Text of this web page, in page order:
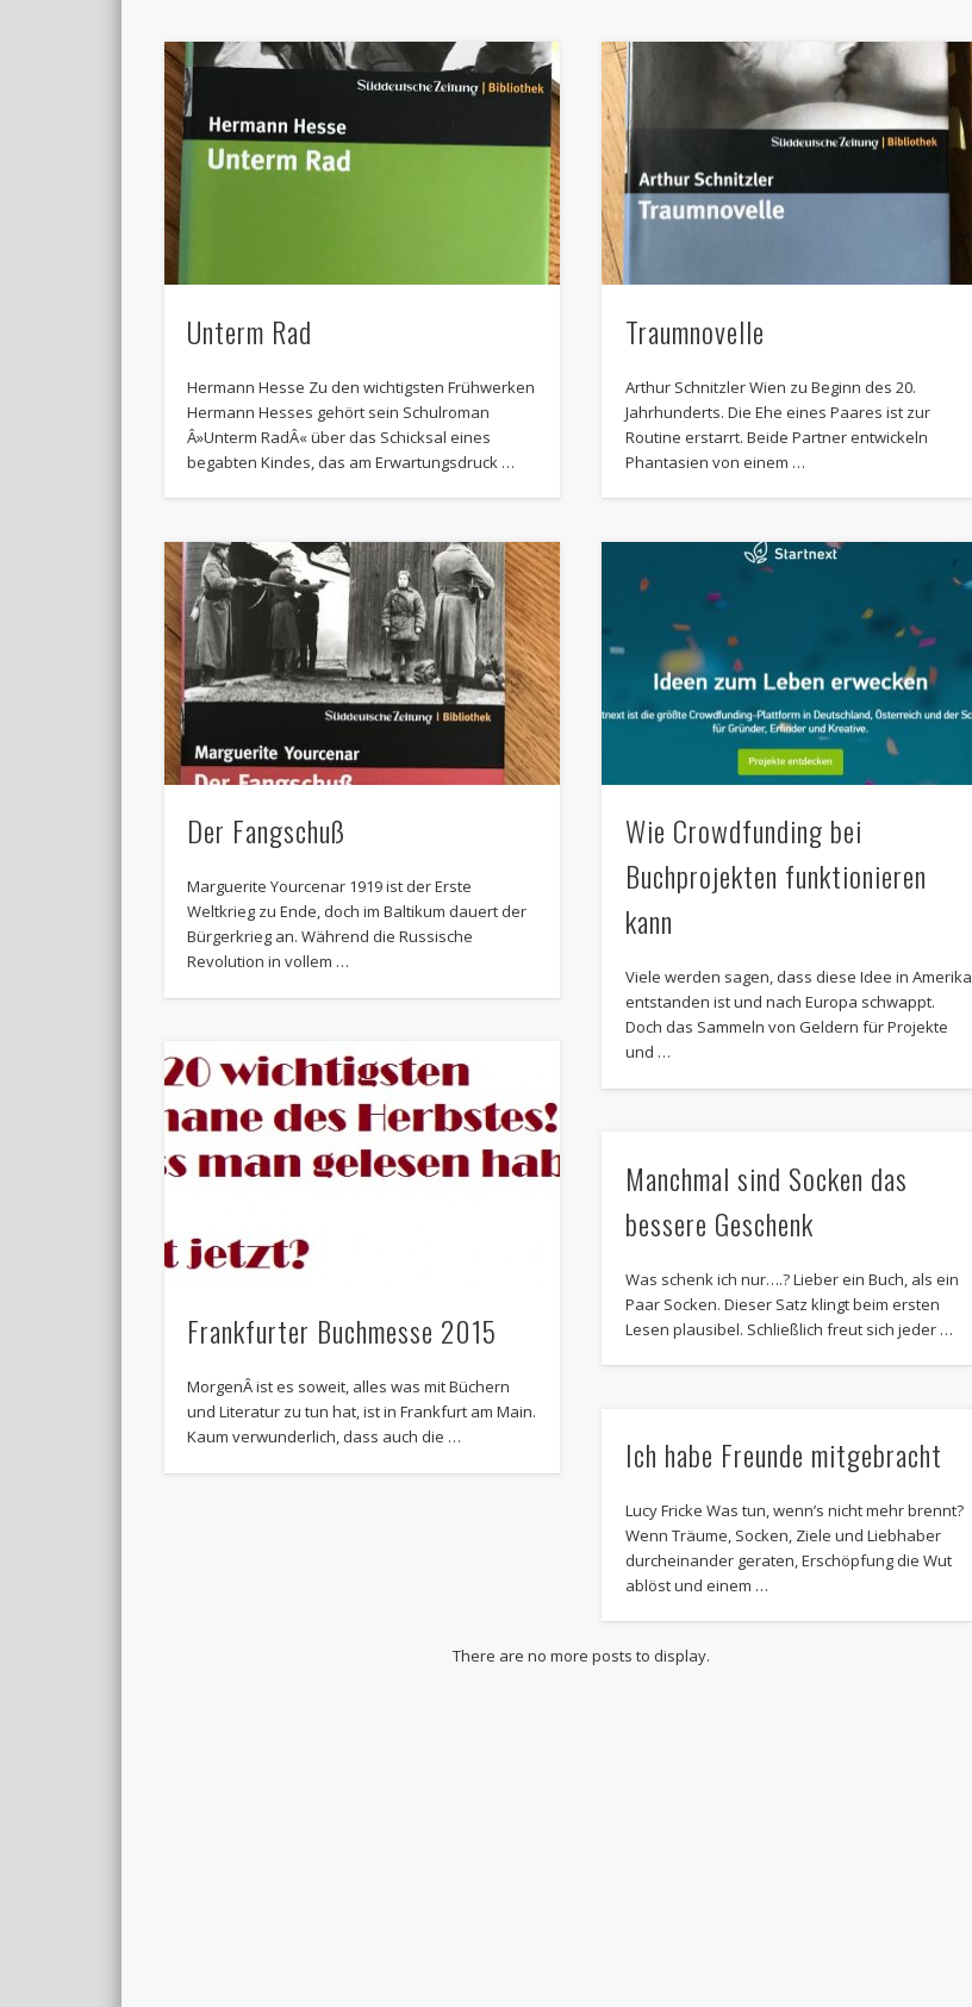
Unterm Rad
Hermann Hesse Zu den wichtigsten Frühwerken
Hermann Hesses gehört sein Schulroman
Â»Unterm RadÂ« über das Schicksal eines
begabten Kindes, das am Erwartungsdruck …
Traumnovelle
Arthur Schnitzler Wien zu Beginn des 20.
Jahrhunderts. Die Ehe eines Paares ist zur
Routine erstarrt. Beide Partner entwickeln
Phantasien von einem …
Der Fangschuß
Marguerite Yourcenar 1919 ist der Erste
Weltkrieg zu Ende, doch im Baltikum dauert der
Bürgerkrieg an. Während die Russische
Revolution in vollem …
Wie Crowdfunding bei
Buchprojekten funktionieren
kann
Viele werden sagen, dass diese Idee in Amerika
entstanden ist und nach Europa schwappt.
Doch das Sammeln von Geldern für Projekte
und …
Frankfurter Buchmesse 2015
MorgenÂ ist es soweit, alles was mit Büchern
und Literatur zu tun hat, ist in Frankfurt am Main.
Kaum verwunderlich, dass auch die …
Manchmal sind Socken das
bessere Geschenk
Was schenk ich nur….? Lieber ein Buch, als ein
Paar Socken. Dieser Satz klingt beim ersten
Lesen plausibel. Schließlich freut sich jeder …
Ich habe Freunde mitgebracht
Lucy Fricke Was tun, wenn’s nicht mehr brennt?
Wenn Träume, Socken, Ziele und Liebhaber
durcheinander geraten, Erschöpfung die Wut
ablöst und einem …